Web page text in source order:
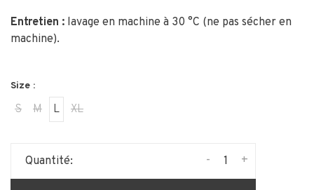
Entretien : lavage en machine à 30 °C (ne pas sécher en
machine).
Size :
S M L XL
Quantité: +
-